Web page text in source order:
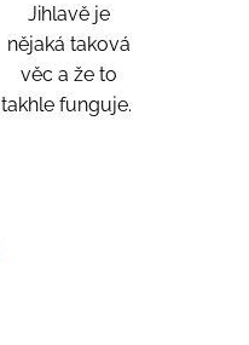
Jihlavě je
nějaká taková
věc a že to
takhle funguje.